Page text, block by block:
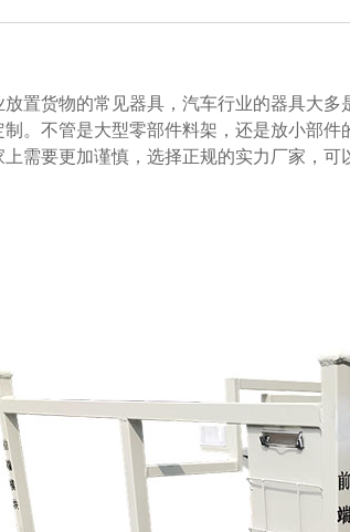
货物的常见器具，汽车行业的器具大多是
。不管是大型零部件料架，还是放小部件的
要更加谨慎，选择正规的实力厂家